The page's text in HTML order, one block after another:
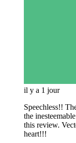
il y a 1 jour
Speechless!!
the
this review.
heart!!!